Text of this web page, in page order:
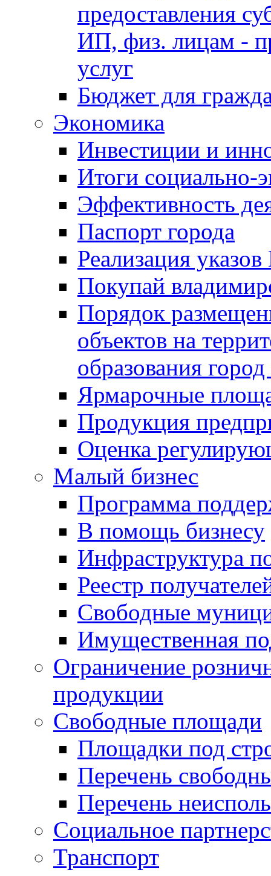
предоставления
ИП, физ. лицам -
услуг
Бюджет для
Экономика
Инвестиции и
Итоги социально-
Эффективность
Паспорт города
Реализация
Покупай
Порядок
объектов на
образования
Ярмарочные
Продукция
Оценка
Малый бизнес
Программа
В помощь бизнесу
Инфраструктура
Реестр
Свободные
Имущественная
Ограничение
продукции
Свободные площади
Площадки под
Перечень
Перечень
Социальное
Транспорт